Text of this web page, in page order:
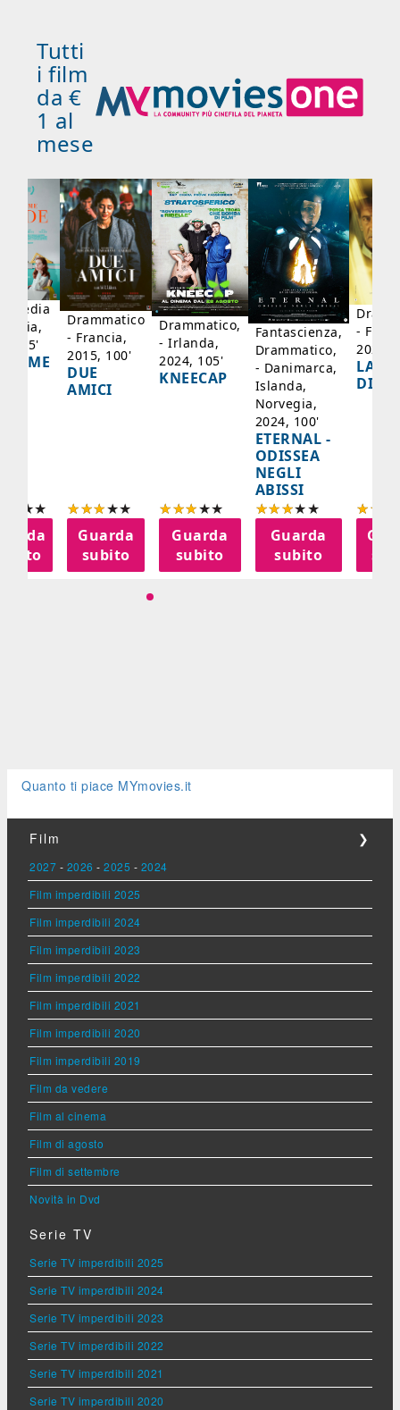
Tutti
i film
da €
1 al
mese
95'
Drammatico
- Francia,
2015, 100'
DUE
AMICI
Guarda
subito
Drammatico,
- Irlanda,
2024, 105'
KNEECAP
Guarda
subito
Fantascienza,
Drammatico,
- Danimarca,
Islanda,
Norvegia,
2024, 100'
ETERNAL -
ODISSEA
NEGLI
ABISSI
Guarda
subito
-
2024,
LA
DI
Quanto ti piace MYmovies.it
Film ❯
2027 - 2026 - 2025 - 2024
Film imperdibili 2025
Film imperdibili 2024
Film imperdibili 2023
Film imperdibili 2022
Film imperdibili 2021
Film imperdibili 2020
Film imperdibili 2019
Film da vedere
Film al cinema
Film di agosto
Film di settembre
Novità in Dvd
Serie TV
Serie TV imperdibili 2025
Serie TV imperdibili 2024
Serie TV imperdibili 2023
Serie TV imperdibili 2022
Serie TV imperdibili 2021
Serie TV imperdibili 2020